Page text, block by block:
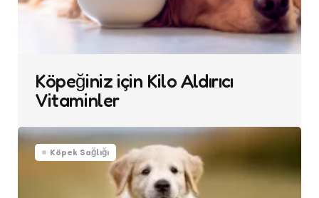
Köpeğiniz için Kilo Aldırıcı
Vitaminler
Köpek Sağlığı